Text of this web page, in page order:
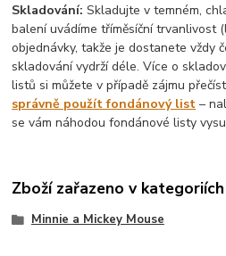
Skladování: Skladujte v temném,
balení uvádíme tříměsíční trvanlivost
objednávky, takže je dostanete vždy
skladování vydrží déle. Více o
listů si můžete v případě zájmu
správně použít fondánový list –
se vám náhodou fondánové listy
Zboží zařazeno v kategoriích
Minnie a Mickey Mouse